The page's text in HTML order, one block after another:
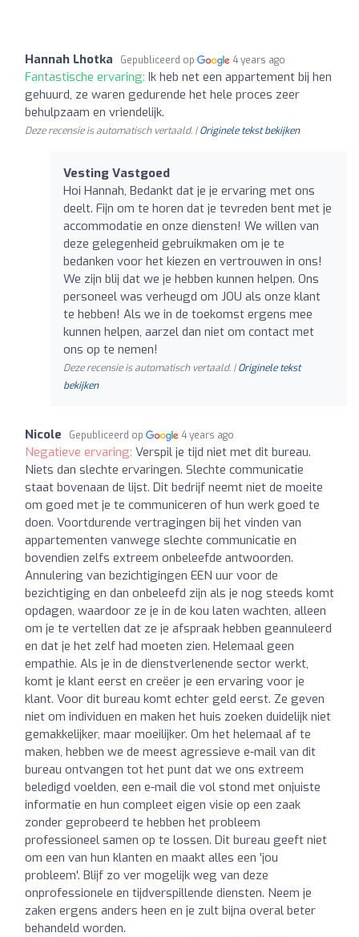
Hannah Lhotka Gepubliceerd op 4 years ago
Fantastische ervaring: Ik heb net een appartement bij hen
gehuurd, ze waren gedurende het hele proces zeer
behulpzaam en vriendelijk.
Deze recensie is automatisch vertaald. |Originele tekst bekijken
Vesting Vastgoed
Hoi Hannah, Bedankt dat je je ervaring met ons
deelt. Fijn om te horen dat je tevreden bent met je
accommodatie en onze diensten! We willen van
deze gelegenheid gebruikmaken om je te
bedanken voor het kiezen en vertrouwen in ons!
We zijn blij dat we je hebben kunnen helpen. Ons
personeel was verheugd om JOU als onze klant
te hebben! Als we in de toekomst ergens mee
kunnen helpen, aarzel dan niet om contact met
ons op te nemen!
Deze recensie is automatisch vertaald. |Originele tekst
bekijken
Nicole Gepubliceerd op 4 years ago
Negatieve ervaring: Verspil je tijd niet met dit bureau.
Niets dan slechte ervaringen. Slechte communicatie
staat bovenaan de lijst. Dit bedrijf neemt niet de moeite
om goed met je te communiceren of hun werk goed te
doen. Voortdurende vertragingen bij het vinden van
appartementen vanwege slechte communicatie en
bovendien zelfs extreem onbeleefde antwoorden.
Annulering van bezichtigingen EEN uur voor de
bezichtiging en dan onbeleefd zijn als je nog steeds komt
opdagen, waardoor ze je in de kou laten wachten, alleen
om je te vertellen dat ze je afspraak hebben geannuleerd
en dat je het zelf had moeten zien. Helemaal geen
empathie. Als je in de dienstverlenende sector werkt,
komt je klant eerst en creëer je een ervaring voor je
klant. Voor dit bureau komt echter geld eerst. Ze geven
niet om individuen en maken het huis zoeken duidelijk niet
gemakkelijker, maar moeilijker. Om het helemaal af te
maken, hebben we de meest agressieve e-mail van dit
bureau ontvangen tot het punt dat we ons extreem
beledigd voelden, een e-mail die vol stond met onjuiste
informatie en hun compleet eigen visie op een zaak
zonder geprobeerd te hebben het probleem
professioneel samen op te lossen. Dit bureau geeft niet
om een van hun klanten en maakt alles een 'jou
probleem'. Blijf zo ver mogelijk weg van deze
onprofessionele en tijdverspillende diensten. Neem je
zaken ergens anders heen en je zult bijna overal beter
behandeld worden.